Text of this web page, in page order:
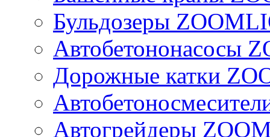
Бульдозеры
Автобетононасосы
Дорожные катки
Автогрейдеры